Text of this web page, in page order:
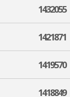
1432055
1421871
1419570
1418849